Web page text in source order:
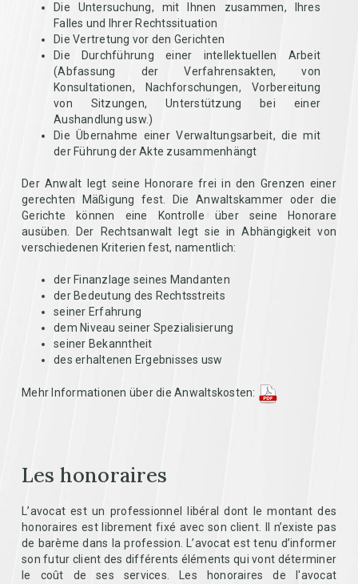
Die Untersuchung, mit Ihnen zusammen, Ihres
Falles und Ihrer Rechtssituation
Die Vertretung vor den Gerichten
Die Durchführung einer intellektuellen Arbeit
(Abfassung der Verfahrensakten, von
Konsultationen, Nachforschungen, Vorbereitung
von Sitzungen, Unterstützung bei einer
Aushandlung usw.)
Die Übernahme einer Verwaltungsarbeit, die mit
der Führung der Akte zusammenhängt
Der Anwalt legt seine Honorare frei in den Grenzen einer
gerechten Mäßigung fest. Die Anwaltskammer oder die
Gerichte können eine Kontrolle über seine Honorare
ausüben. Der Rechtsanwalt legt sie in Abhängigkeit von
verschiedenen Kriterien fest, namentlich:
der Finanzlage seines Mandanten
der Bedeutung des Rechtsstreits
seiner Erfahrung
dem Niveau seiner Spezialisierung
seiner Bekanntheit
des erhaltenen Ergebnisses usw
Mehr Informationen über die Anwaltskosten:
Les honoraires
L’avocat est un professionnel libéral dont le montant des
honoraires est librement fixé avec son client. Il n’existe pas
de barème dans la profession. L’avocat est tenu d’informer
son futur client des différents éléments qui vont déterminer
le coût de ses services. Les honoraires de l'avocat